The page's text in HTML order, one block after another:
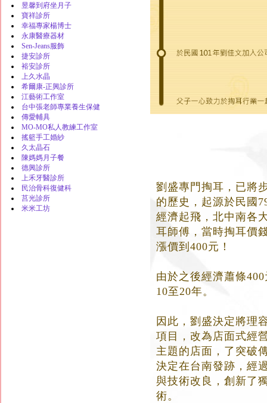
昱馨到府坐月子
寶祥診所
幸福專家楊博士
永康醫療器材
Sen-Jeans服飾
捷安診所
裕安診所
上久水晶
希爾康-正興診所
江藝術工作室
台中張老師專業養生保健
傳愛輔具
MO-MO私人教練工作室
搖籃手工婚紗
久太晶石
陳媽媽月子餐
德興診所
上禾牙醫診所
民治骨科復健科
莒光診所
米米工坊
劉盛專門掏耳，已將
的歷史，起源於民國
經濟起飛，北中南各
耳師傅，當時掏耳價
漲價到400元！
由於之後經濟蕭條
10至20年。
因此，劉盛決定將理
項目，改為店面式經
主題的店面，了突破
決定在台南發跡，經
與技術改良，創新了
術。